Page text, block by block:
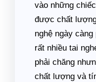
vào những
được chất
nghệ ngày
rất nhiều tai
phải chăng
chất lượng và